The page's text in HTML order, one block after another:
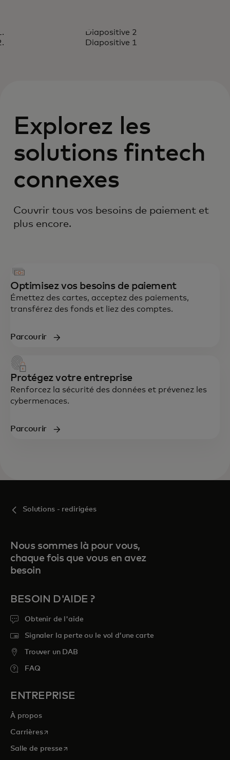
Judo offre une expérience de
paiement fluide.
Diapositive 2
Diapositive 1
Explorez les
solutions fintech
connexes
Couvrir tous vos besoins de paiement et
plus encore.
Optimisez vos besoins de paiement
Émettez des cartes, acceptez des paiements,
transférez des fonds et liez des comptes.
Parcourir
Protégez votre entreprise
Renforcez la sécurité des données et prévenez les
cybermenaces.
Parcourir
Solutions - redirigées
Nous sommes là pour vous,
chaque fois que vous en avez
besoin
BESOIN D'AIDE ?
Obtenir de l'aide
Signaler la perte ou le vol d’une carte
Trouver un DAB
FAQ
ENTREPRISE
À propos
Carrièress’ouvre dans un nouvel onglet
Salle de presses’ouvre dans un nouvel onglet